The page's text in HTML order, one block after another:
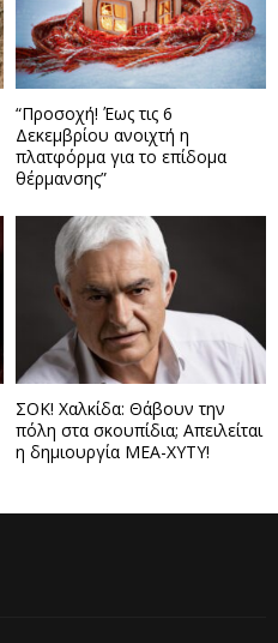
“Προσοχή! Έως τις 6
Δεκεμβρίου ανοιχτή η
πλατφόρμα για το επίδομα
θέρμανσης”
ΣΟΚ! Χαλκίδα: Θάβουν την
πόλη στα σκουπίδια; Απειλείται
η δημιουργία ΜΕΑ-ΧΥΤΥ!